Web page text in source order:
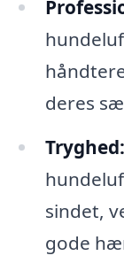
deres
Tryghed:
sindet,
gode